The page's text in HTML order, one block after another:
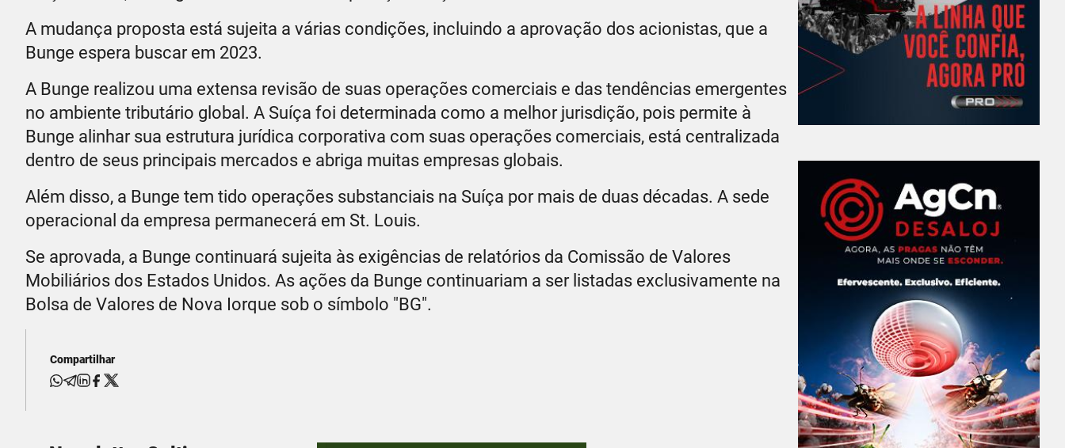
A mudança proposta está sujeita a várias condições, incluindo a aprovação dos acionistas, que a
Bunge espera buscar em 2023.
A Bunge realizou uma extensa revisão de suas operações comerciais e das tendências emergentes
no ambiente tributário global. A Suíça foi determinada como a melhor jurisdição, pois permite à
Bunge alinhar sua estrutura jurídica corporativa com suas operações comerciais, está centralizada
dentro de seus principais mercados e abriga muitas empresas globais.
Além disso, a Bunge tem tido operações substanciais na Suíça por mais de duas décadas. A sede
operacional da empresa permanecerá em St. Louis.
Se aprovada, a Bunge continuará sujeita às exigências de relatórios da Comissão de Valores
Mobiliários dos Estados Unidos. As ações da Bunge continuariam a ser listadas exclusivamente na
Bolsa de Valores de Nova Iorque sob o símbolo "BG".
Compartilhar